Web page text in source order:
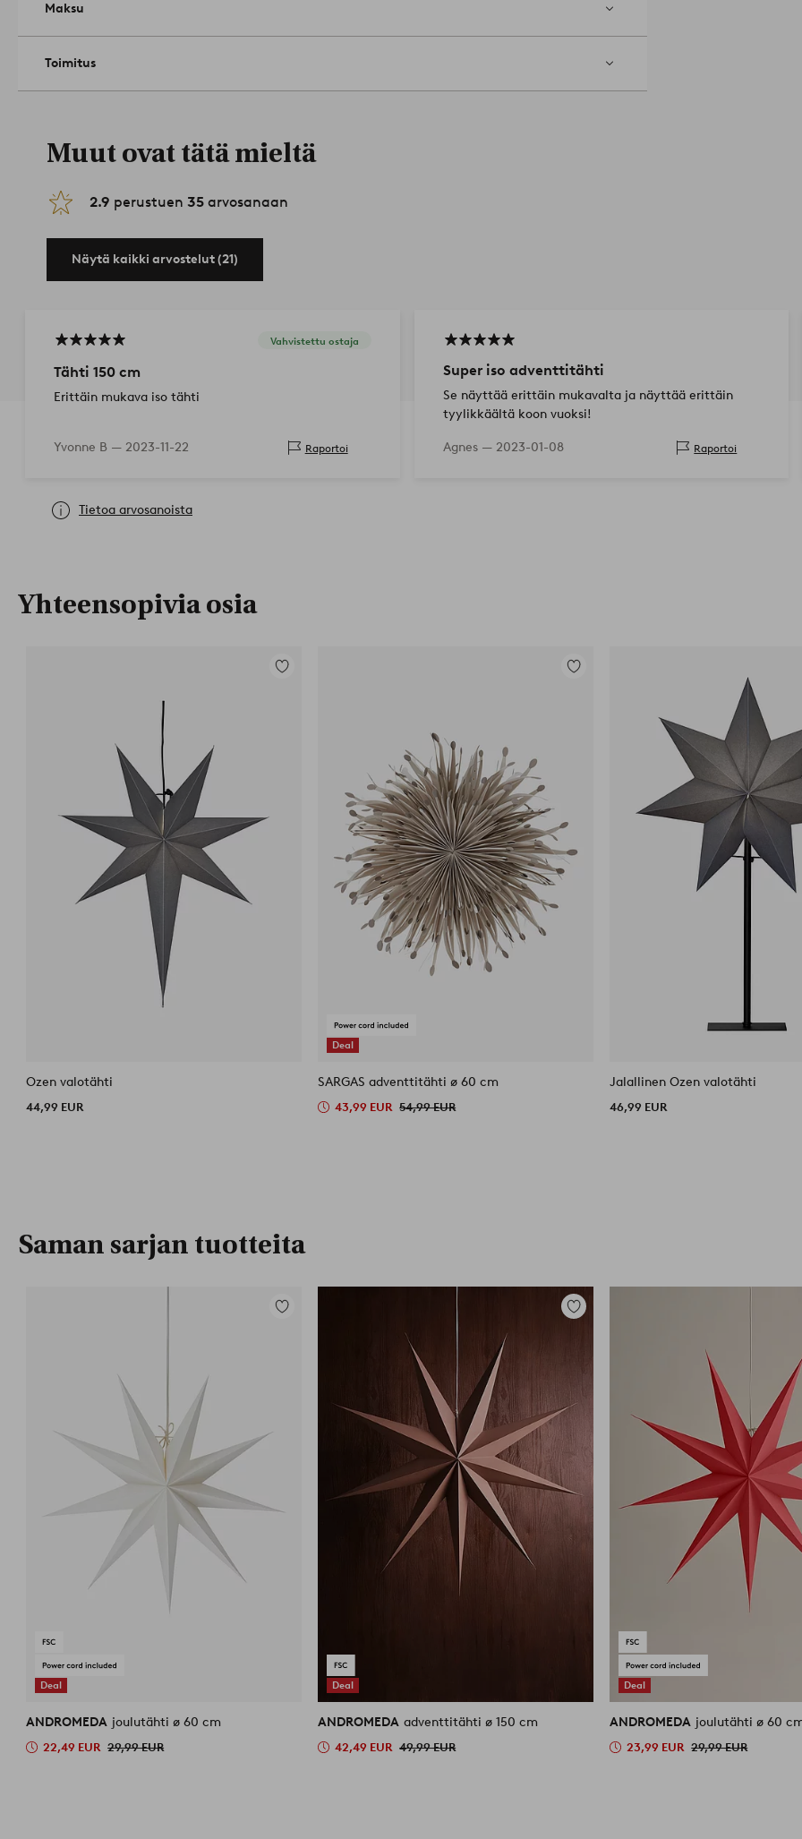
Maksu
Toimitus
Muut ovat tätä mieltä
2.9 perustuen 35 arvosanaan
Näytä kaikki arvostelut (21)
Vahvistettu ostaja
Tähti 150 cm
Erittäin mukava iso tähti
Yvonne B — 2023-11-22 Raportoi
Super iso adventtitähti
Se näyttää erittäin mukavalta ja näyttää erittäin
tyylikkäältä koon vuoksi!
Agnes — 2023-01-08 Raportoi
Tietoa arvosanoista
Yhteensopivia osia
Lisää
Ozen valotähti
44,99 EUR
Deal
Lisää
SARGAS adventtitähti ø 60 cm
43,99 EUR 54,99 EUR
Jalallinen Ozen valotähti
46,99 EUR
Saman sarjan tuotteita
Deal
Lisää
ANDROMEDA joulutähti ø 60 cm
22,49 EUR 29,99 EUR
Deal
Lisää
ANDROMEDA adventtitähti ø 150 cm
42,49 EUR 49,99 EUR
Deal
ANDROMEDA joulutähti ø 60
23,99 EUR 29,99 EUR